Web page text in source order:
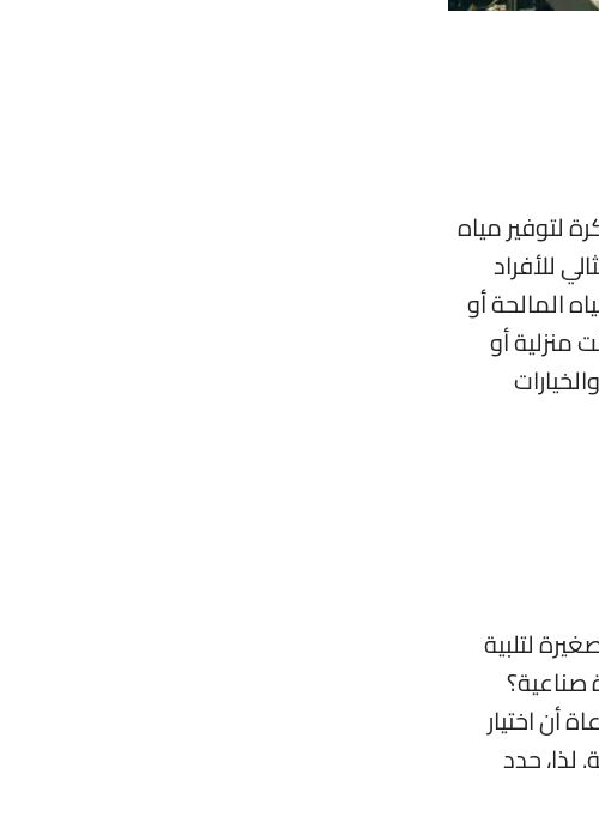
لتوفير مياه
للأفراد
المالحة أو
منزلية أو
لتلبية
صناعية؟
أن اختيار
حدد